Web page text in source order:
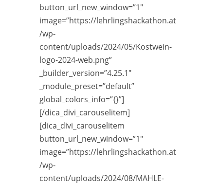
button_url_new_window=”1″
image=”https://lehrlingshackathon.at
/wp-
content/uploads/2024/05/Kostwein-
logo-2024-web.png”
_builder_version=”4.25.1″
_module_preset=”default”
global_colors_info=”{}”]
[/dica_divi_carouselitem]
[dica_divi_carouselitem
button_url_new_window=”1″
image=”https://lehrlingshackathon.at
/wp-
content/uploads/2024/08/MAHLE-